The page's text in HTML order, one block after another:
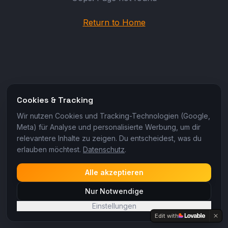
Return to Home
Cookies & Tracking
Wir nutzen Cookies und Tracking-Technologien (Google,
Meta) für Analyse und personalisierte Werbung, um dir
relevantere Inhalte zu zeigen. Du entscheidest, was du
erlauben möchtest. Datenschutz.
Alle akzeptieren
Nur Notwendige
Einstellungen
Edit with